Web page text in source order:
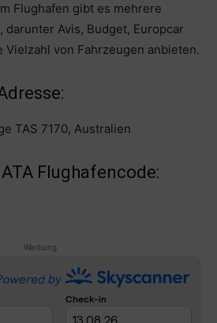
Flughafen gibt es mehrere
Avis, Budget, Europcar
Vielzahl von Fahrzeugen anbieten.
TAS 7170, Australien
Flughafencode:
Werbung